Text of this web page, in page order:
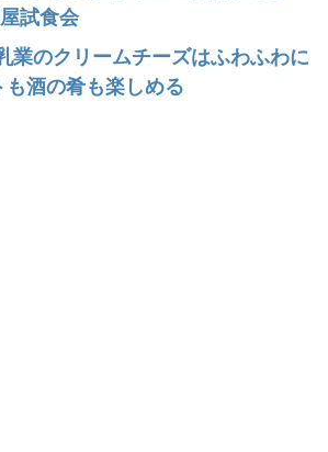
試食会
業のクリームチーズはふわふわに
も酒の肴も楽しめる